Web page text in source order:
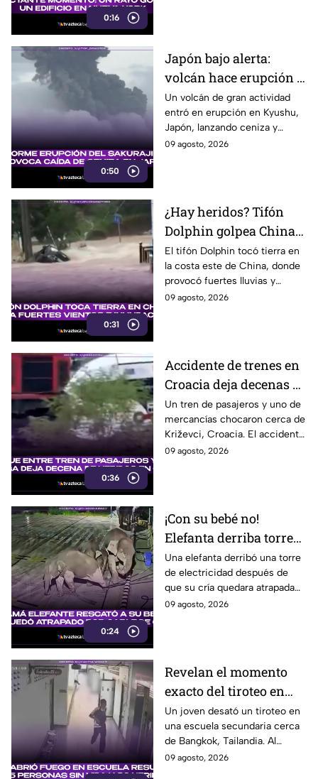
0:16
0:50
Japón bajo alerta:
volcán hace erupción y
lanza ceniza a más de 2
mil metros
Un volcán de gran actividad
entró en erupción en Kyushu,
Japón, lanzando ceniza y
material volcánico a más de 2
09 agosto, 2026
0:31
¿Hay heridos? Tifón
Dolphin golpea China
con fuertes vientos y
lluvias
El tifón Dolphin tocó tierra en
la costa este de China, donde
provocó fuertes lluvias y
vientos, además de alertas por
09 agosto, 2026
0:36
Accidente de trenes en
Croacia deja decenas de
heridos; seis están
graves
Un tren de pasajeros y uno de
mercancías chocaron cerca de
Križevci, Croacia. El accidente
dejó entre 20 y 25 heridos,
09 agosto, 2026
0:24
¡Con su bebé no!
Elefanta derriba torre
eléctrica para rescatar
a su cría
Una elefanta derribó una torre
de electricidad después de
que su cría quedara atrapada
entre los cables, en un intento
09 agosto, 2026
Revelan el momento
exacto del tiroteo en
secundaria que dejó al
menos 8 muertos y 30
heridos
Un joven desató un tiroteo en
una escuela secundaria cerca
de Bangkok, Tailandia. Al
menos ocho personas
09 agosto, 2026